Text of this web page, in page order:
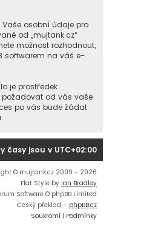
osobní údaje pro
od „mujtank.cz“
možnost rozhodnout,
softwarem na váš e-
je prostředek
požadovat od vás vaše
po vás bude žádat
časy jsou v UTC+02:00
© mujtank.cz 2009 - 2026
Flat Style by Ian Bradley
Software © phpBB Limited
Český překlad – phpBB.cz
Soukromí | Podmínky